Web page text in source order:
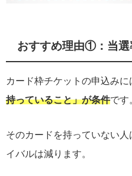
おすすめ理由①：当選
カード枠チケットの申込みに
持っていること」が条件です
そのカードを持っていない
イバルは減ります。